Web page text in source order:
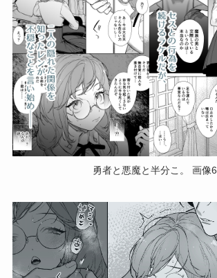
勇者と悪魔と半分こ。 画像6